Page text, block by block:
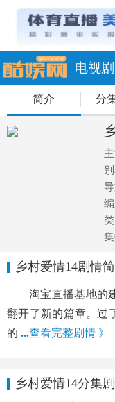
电视剧
简介 分
导
编
类
集
乡村爱情14剧情
淘宝直播基地的
翻开了新的篇章。过
的 ...查看完整剧情 》
乡村爱情14分集